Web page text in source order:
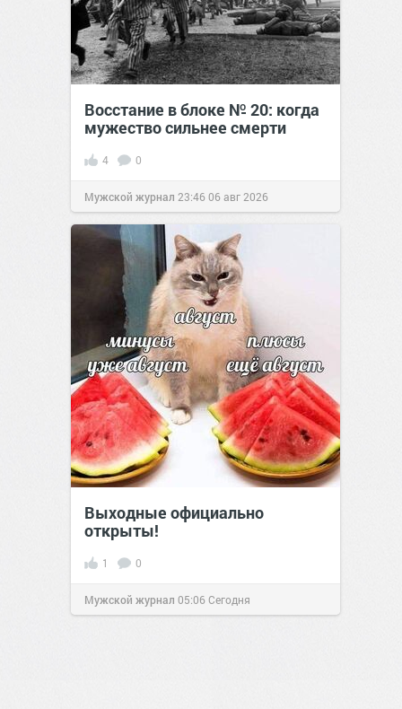
Восстание в блоке № 20: когда
мужество сильнее смерти
4 0
Мужской журнал 23:4606 авг 2026
Выходные официально
открыты!
1 0
Мужской журнал 05:06Сегодня